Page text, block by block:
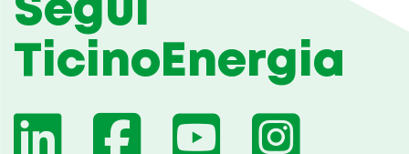
Segui
TicinoEnergia